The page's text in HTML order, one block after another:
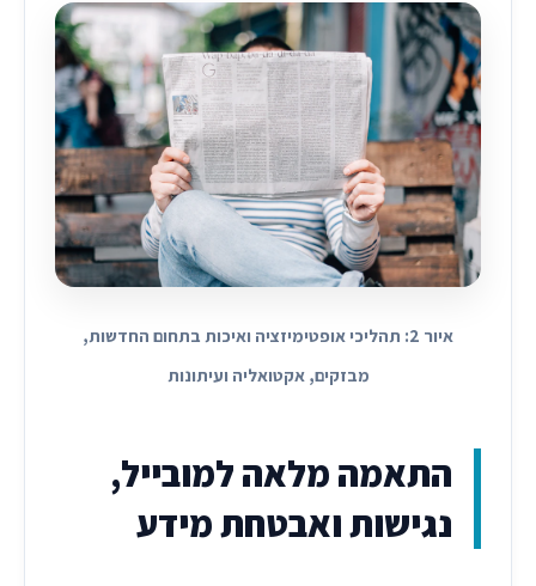
איור 2: תהליכי אופטימיזציה ואיכות בתחום החדשות,
מבזקים, אקטואליה ועיתונות
התאמה מלאה למובייל,
נגישות ואבטחת מידע